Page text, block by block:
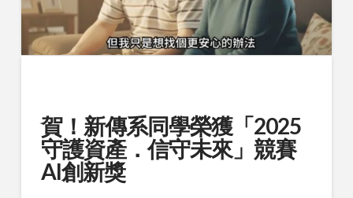
賀！新傳系同學榮獲「2025
守護資產．信守未來」競賽
AI創新獎